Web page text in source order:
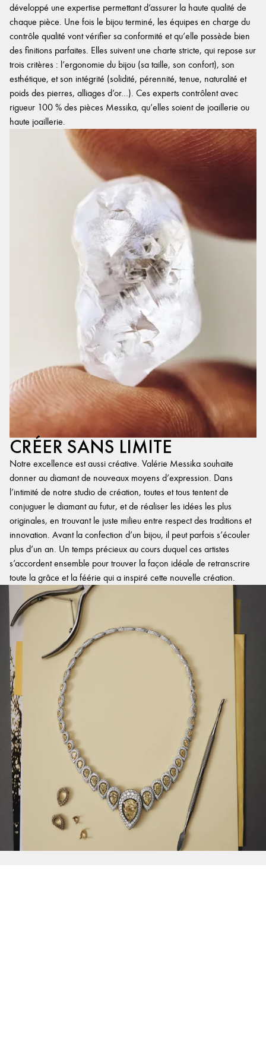
développé une expertise permettant d’assurer la haute qualité de
chaque pièce. Une fois le bijou terminé, les équipes en charge du
contrôle qualité vont vérifier sa conformité et qu’elle possède bien
des finitions parfaites. Elles suivent une charte stricte, qui repose sur
trois critères : l’ergonomie du bijou (sa taille, son confort), son
esthétique, et son intégrité (solidité, pérennité, tenue, naturalité et
poids des pierres, alliages d’or…). Ces experts contrôlent avec
rigueur 100 % des pièces Messika, qu’elles soient de joaillerie ou
haute joaillerie.
CRÉER SANS LIMITE
Notre excellence est aussi créative. Valérie Messika souhaite
donner au diamant de nouveaux moyens d’expression. Dans
l’intimité de notre studio de création, toutes et tous tentent de
conjuguer le diamant au futur, et de réaliser les idées les plus
originales, en trouvant le juste milieu entre respect des traditions et
innovation. Avant la confection d’un bijou, il peut parfois s’écouler
plus d’un an. Un temps précieux au cours duquel ces artistes
s’accordent ensemble pour trouver la façon idéale de retranscrire
toute la grâce et la féérie qui a inspiré cette nouvelle création.